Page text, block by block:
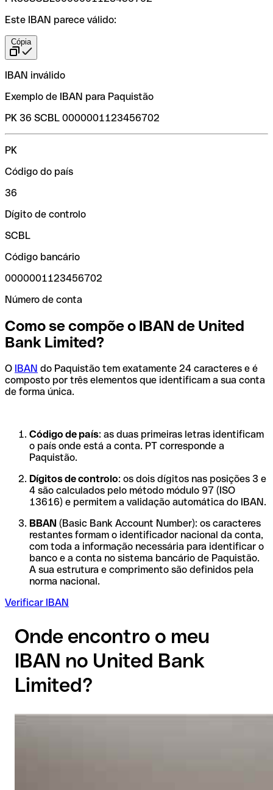
Este IBAN parece válido:
Cópia
IBAN inválido
Exemplo de IBAN para Paquistão
PK 36 SCBL 0000001123456702
PK
Código do país
36
Dígito de controlo
SCBL
Código bancário
0000001123456702
Número de conta
Como se compõe o IBAN de United
Bank Limited?
O IBAN do Paquistão tem exatamente 24 caracteres e é
composto por três elementos que identificam a sua conta
de forma única.
Código de país: as duas primeiras letras identificam
o país onde está a conta. PT corresponde a
Paquistão.
Dígitos de controlo: os dois dígitos nas posições 3 e
4 são calculados pelo método módulo 97 (ISO
13616) e permitem a validação automática do IBAN.
BBAN (Basic Bank Account Number): os caracteres
restantes formam o identificador nacional da conta,
com toda a informação necessária para identificar o
banco e a conta no sistema bancário de Paquistão.
A sua estrutura e comprimento são definidos pela
norma nacional.
Verificar IBAN
Onde encontro o meu
IBAN no United Bank
Limited?